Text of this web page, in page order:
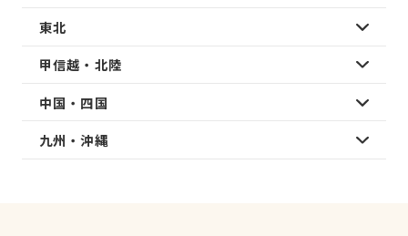
東北
甲信越・北陸
中国・四国
九州・沖縄